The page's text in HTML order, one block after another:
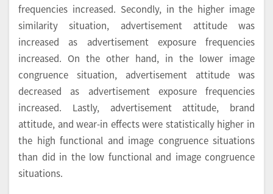
frequencies increased. Secondly, in the higher image
similarity situation, advertisement attitude was
increased as advertisement exposure frequencies
increased. On the other hand, in the lower image
congruence situation, advertisement attitude was
decreased as advertisement exposure frequencies
increased. Lastly, advertisement attitude, brand
attitude, and wear-in effects were statistically higher in
the high functional and image congruence situations
than did in the low functional and image congruence
situations.